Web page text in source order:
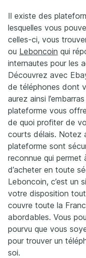
Il existe des
lesquelles vous
celles-ci, vous
ou Leboncoin qui
internautes pour les
Découvrez avec
de téléphones dont
aurez ainsi
plateforme vous
de quoi profiter de
courts délais. Notez
plateforme sont
reconnue qui permet
d’acheter en toute
Leboncoin, c’est un
votre disposition
couvre toute la
abordables. Vous
pourvu que vous
pour trouver un
soi.